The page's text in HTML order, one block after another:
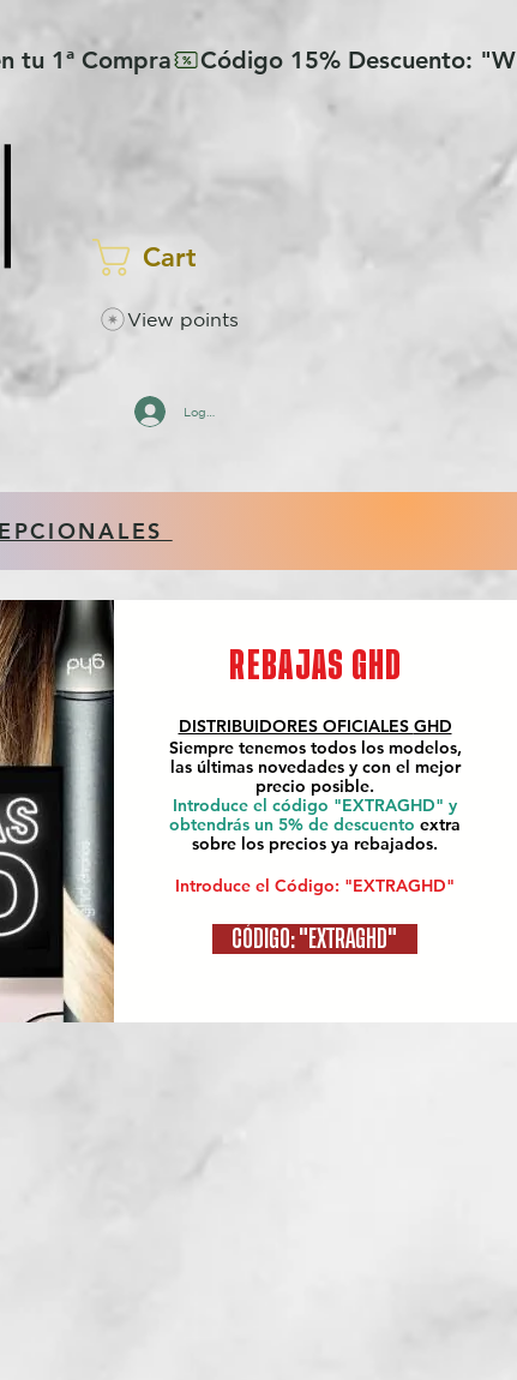
Cart
View points
Log In
REBAJAS GHD
DISTRIBUIDORES OFICIALES GHD
Siempre tenemos todos los modelos,
las últimas novedades y con el mejor
precio posible.
Introduce el código "EXTRAGHD" y
obtendrás un 5% de descuento extra
sobre los precios ya rebajados.
Introduce el Código: "EXTRAGHD"
CÓDIGO: "EXTRAGHD"